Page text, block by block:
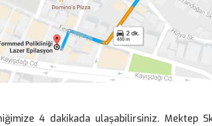
4 dakikada ulaşabilirsiniz. Mektep